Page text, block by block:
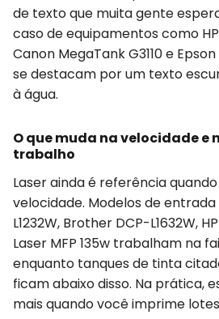
de texto que muita gente
caso de equipamentos como
Canon MegaTank G3110 e
se destacam por um texto
à água.
O que muda na velocidade e
trabalho
Laser ainda é referência
velocidade. Modelos de
L1232W, Brother DCP-L1632W,
Laser MFP 135w trabalham na
enquanto tanques de tinta
ficam abaixo disso. Na prática,
mais quando você imprime